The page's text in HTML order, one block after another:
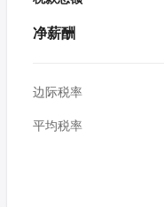
净薪酬
边际税率
平均税率